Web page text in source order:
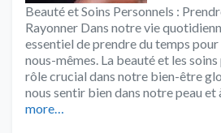
Beauté et Soins Personnels :
Rayonner Dans notre vie
essentiel de prendre du temps
nous-mêmes. La beauté et les
rôle crucial dans notre bien-être
nous sentir bien dans notre peau et
more…